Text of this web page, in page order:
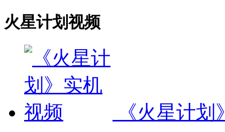
火星计划视频
《火星计